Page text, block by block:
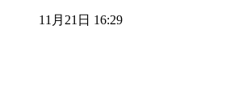
11月21日 16:29